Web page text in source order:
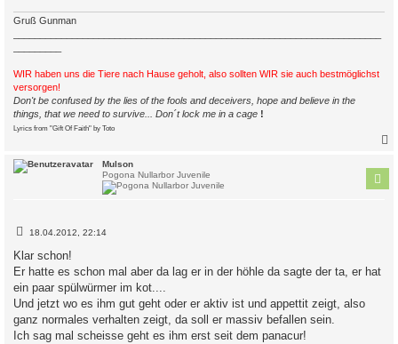
Gruß Gunman
WIR haben uns die Tiere nach Hause geholt, also sollten WIR sie auch bestmöglichst
versorgen!
Don't be confused by the lies of the fools and deceivers, hope and believe in the
things, that we need to survive... Don´t lock me in a cage !
Lyrics from "Gift Of Faith" by Toto
Mulson
Pogona Nullarbor Juvenile
B
i
t
a
g
18.04.2012, 22:14
Klar schon!
Er hatte es schon mal aber da lag er in der höhle da sagte der ta, er hat
ein paar spülwürmer im kot....
Und jetzt wo es ihm gut geht oder er aktiv ist und appettit zeigt, also
ganz normales verhalten zeigt, da soll er massiv befallen sein.
Ich sag mal scheisse geht es ihm erst seit dem panacur!